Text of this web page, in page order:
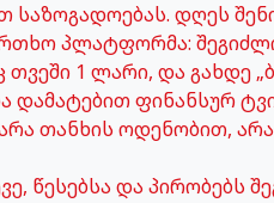
საზოგადოებას. დღეს
პლატფორმა:
1 ლარი, და გახდე
დამატებით ფინანსურ
თანხის ოდენობით,
წესებსა და პირობებს